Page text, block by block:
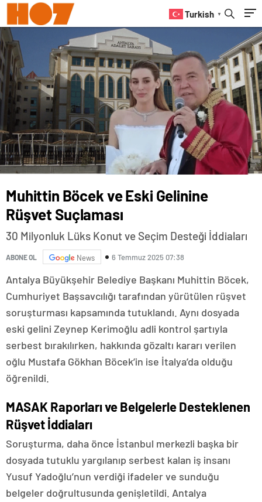
Turkish ▼
Muhittin Böcek ve Eski Gelinine
Rüşvet Suçlaması
30 Milyonluk Lüks Konut ve Seçim Desteği İddiaları
ABONE OL News 6 Temmuz 2025 07:38
Antalya Büyükşehir Belediye Başkanı Muhittin Böcek,
Cumhuriyet Başsavcılığı tarafından yürütülen rüşvet
soruşturması kapsamında tutuklandı. Aynı dosyada
eski gelini Zeynep Kerimoğlu adli kontrol şartıyla
serbest bırakılırken, hakkında gözaltı kararı verilen
oğlu Mustafa Gökhan Böcek’in ise İtalya’da olduğu
öğrenildi.
MASAK Raporları ve Belgelerle Desteklenen
Rüşvet İddiaları
Soruşturma, daha önce İstanbul merkezli başka bir
dosyada tutuklu yargılanıp serbest kalan iş insanı
Yusuf Yadoğlu’nun verdiği ifadeler ve sunduğu
belgeler doğrultusunda genişletildi. Antalya